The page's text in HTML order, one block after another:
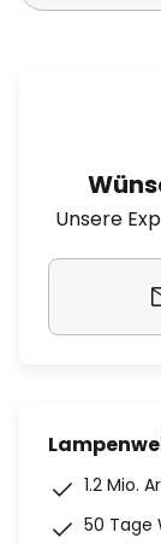
Unsere
1.2 Mio.
50 Tage